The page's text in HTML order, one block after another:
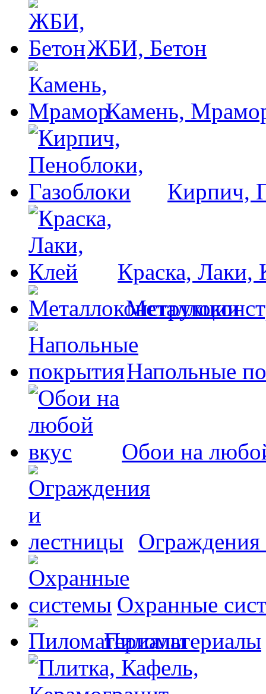
ЖБИ, Бетон
Камень,
Кирпич,
Краска, Лаки,
Напольные
Обои на
Охранные
Пиломатериалы